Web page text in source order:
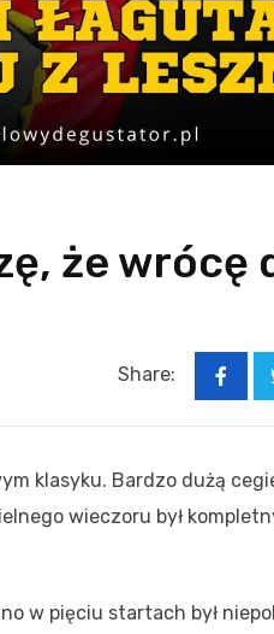
że wrócę
Share:
klasyku. Bardzo dużą
wieczoru był
w pięciu startach był